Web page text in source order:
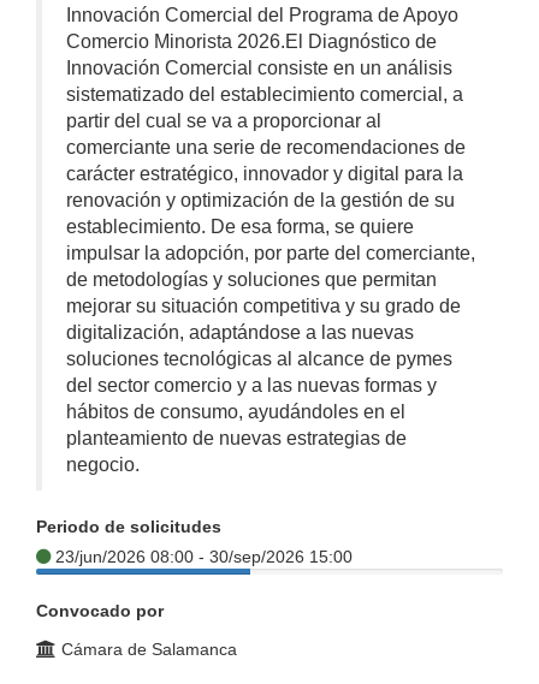
Innovación Comercial del Programa de Apoyo
Comercio Minorista 2026.El Diagnóstico de
Innovación Comercial consiste en un análisis
sistematizado del establecimiento comercial, a
partir del cual se va a proporcionar al
comerciante una serie de recomendaciones de
carácter estratégico, innovador y digital para la
renovación y optimización de la gestión de su
establecimiento. De esa forma, se quiere
impulsar la adopción, por parte del comerciante,
de metodologías y soluciones que permitan
mejorar su situación competitiva y su grado de
digitalización, adaptándose a las nuevas
soluciones tecnológicas al alcance de pymes
del sector comercio y a las nuevas formas y
hábitos de consumo, ayudándoles en el
planteamiento de nuevas estrategias de
negocio.
Periodo de solicitudes
23/jun/2026 08:00 - 30/sep/2026 15:00
Convocado por
Cámara de Salamanca